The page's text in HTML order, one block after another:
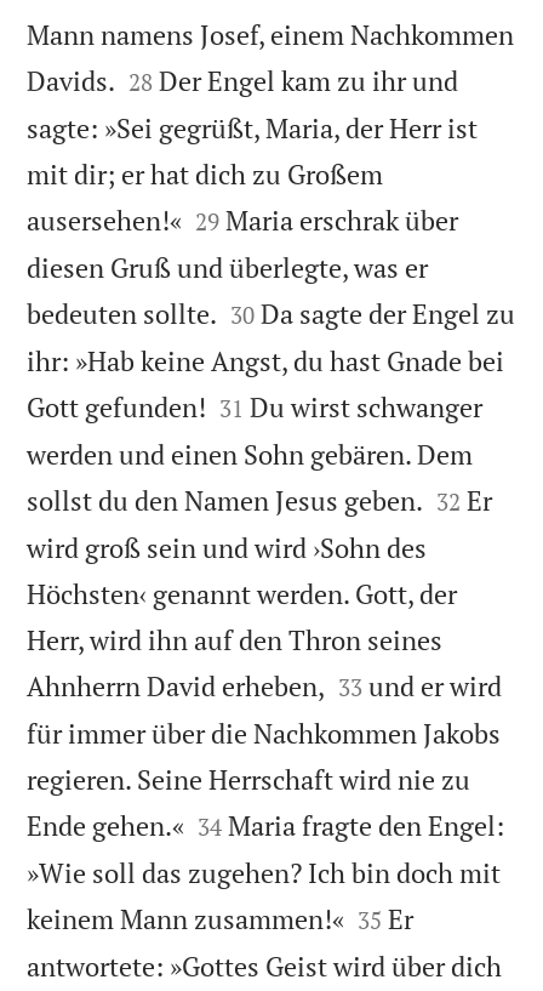
Mann namens Josef, einem Nachkommen
Davids. 

28 Der Engel kam zu ihr und
sagte: »Sei gegrüßt, Maria, der Herr ist
mit dir; er hat dich zu Großem
ausersehen!« 

29 Maria erschrak über
diesen Gruß und überlegte, was er
bedeuten sollte. 

30 Da sagte der Engel zu
ihr: »Hab keine Angst, du hast Gnade bei
Gott gefunden! 

31 Du wirst schwanger
werden und einen Sohn gebären. Dem
sollst du den Namen Jesus geben. 

32 Er
wird groß sein und wird ›Sohn des
Höchsten‹ genannt werden. Gott, der
Herr, wird ihn auf den Thron seines
Ahnherrn David erheben, 

33 und er wird
für immer über die Nachkommen Jakobs
regieren. Seine Herrschaft wird nie zu
Ende gehen.« 

34 Maria fragte den Engel:
»Wie soll das zugehen? Ich bin doch mit
keinem Mann zusammen!« 

35 Er
antwortete: »Gottes Geist wird über dich